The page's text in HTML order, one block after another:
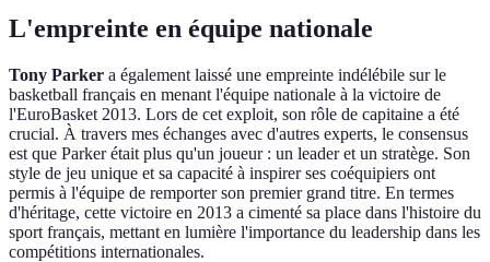
L'empreinte en équipe nationale
Tony Parker a également laissé une empreinte indélébile sur le
basketball français en menant l'équipe nationale à la victoire de
l'EuroBasket 2013. Lors de cet exploit, son rôle de capitaine a été
crucial. À travers mes échanges avec d'autres experts, le consensus
est que Parker était plus qu'un joueur : un leader et un stratège. Son
style de jeu unique et sa capacité à inspirer ses coéquipiers ont
permis à l'équipe de remporter son premier grand titre. En termes
d'héritage, cette victoire en 2013 a cimenté sa place dans l'histoire du
sport français, mettant en lumière l'importance du leadership dans les
compétitions internationales.